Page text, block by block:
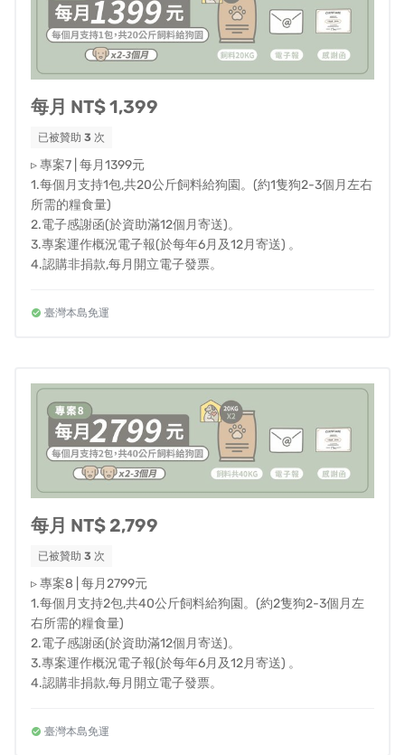
食需求沒有被滿足。 而問題的根源，並不是沒有足夠的資
源，而是沒有被妥善地將供給和需求媒合，進行有效的分
因此我們希望透過此次與浪共食集資計畫：
1.協助填補現存之浪浪糧食的巨大缺口
本次集資計畫的款項將會用於協助推動浪浪糧食相關的田
野調查，工作人員將會深入全台各級收容中心，統計並收
集各地沒被看見的隱性糧食缺口，讓各位的愛心以及資源
可以更合理且有效地送到飢餓的浪浪身邊，浪毛孩們溫
飽。
這並不是一種譁眾取寵，健康的飼料不僅對浪浪的健康有
很大的幫助，還能更進一步減少浪浪的病痛和相關的醫療
開支，對各級收容所來說更是一大福音。
▍我們怎麼做
每月 NT$ 1,399
已被贊助 3 次
▹ 專案7 | 每月1399元
1.每個月支持1包,共20公斤飼料給狗園。(約1隻狗2-3個月左右
所需的糧食量)
2.電子感謝函(於資助滿12個月寄送)。
3.專案運作概況電子報(於每年6月及12月寄送) 。
4.認購非捐款,每月開立電子發票。
臺灣本島免運
每月 NT$ 2,799
已被贊助 3 次
▹ 專案8 | 每月2799元
1.每個月支持2包,共40公斤飼料給狗園。(約2隻狗2-3個月左
右所需的糧食量)
2.電子感謝函(於資助滿12個月寄送)。
3.專案運作概況電子報(於每年6月及12月寄送) 。
4.認購非捐款,每月開立電子發票。
臺灣本島免運